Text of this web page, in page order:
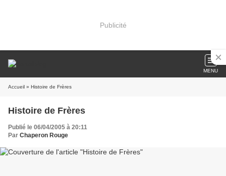
Publicité
MENU
Accueil » Histoire de Frères
Histoire de Frères
Publié le 06/04/2005 à 20:11
Par Chaperon Rouge